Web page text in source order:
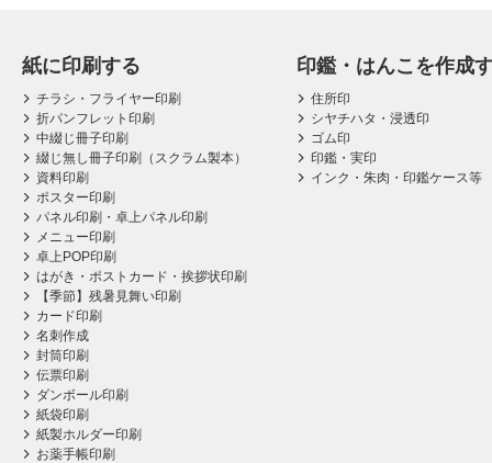
紙に印刷する
チラシ・フライヤー印刷
折パンフレット印刷
中綴じ冊子印刷
綴じ無し冊子印刷（スクラム製本）
資料印刷
ポスター印刷
パネル印刷・卓上パネル印刷
メニュー印刷
卓上POP印刷
はがき・ポストカード・挨拶状印刷
【季節】残暑見舞い印刷
カード印刷
名刺作成
封筒印刷
伝票印刷
ダンボール印刷
紙袋印刷
紙製ホルダー印刷
お薬手帳印刷
印鑑・はんこを作成
住所印
シヤチハタ・浸透印
ゴム印
印鑑・実印
インク・朱肉・印鑑ケース等